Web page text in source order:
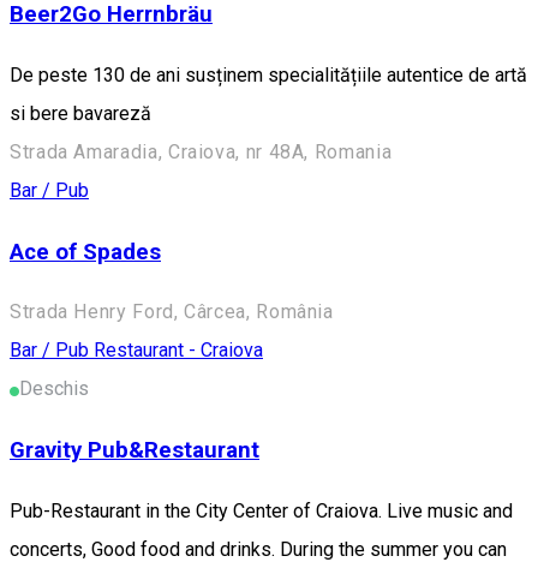
Beer2Go Herrnbräu
De peste 130 de ani susținem specialitățiile autentice de artă
si bere bavareză
Strada Amaradia, Craiova, nr 48A, Romania
Bar / Pub
Ace of Spades
Strada Henry Ford, Cârcea, România
Bar / Pub Restaurant - Craiova
Deschis
Gravity Pub&Restaurant
Pub-Restaurant in the City Center of Craiova. Live music and
concerts, Good food and drinks. During the summer you can